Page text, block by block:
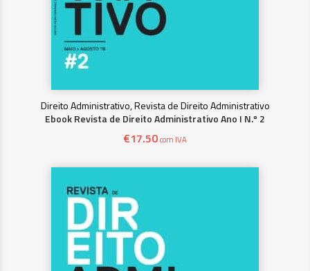
Direito Administrativo, Revista de Direito Administrativo
Ebook Revista de Direito Administrativo Ano I N.º 2
€17.50com IVA